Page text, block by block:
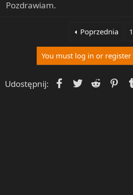
Pozdrawiam.
Poprzednia 1
You must log in or
Udostępnij: Facebook
Twitter Reddit